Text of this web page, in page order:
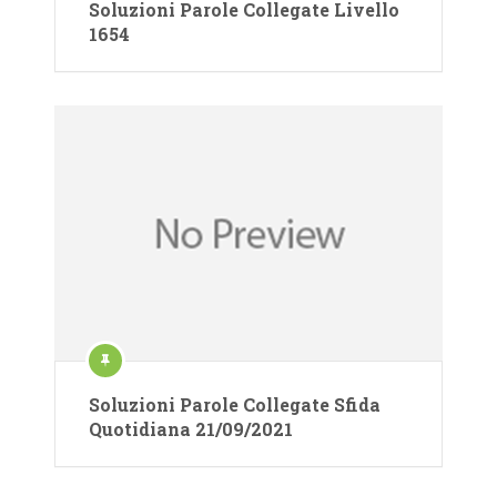
Soluzioni Parole Collegate Livello
1654
Soluzioni Parole Collegate Sfida
Quotidiana 21/09/2021